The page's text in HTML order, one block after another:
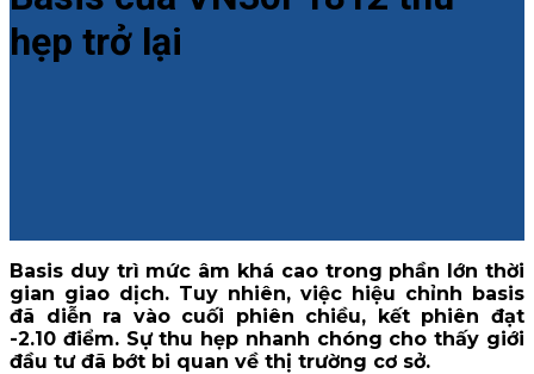
hẹp trở lại
Basis duy trì mức âm khá cao trong phần lớn thời
gian giao dịch. Tuy nhiên, việc hiệu chỉnh basis
đã diễn ra vào cuối phiên chiều, kết phiên đạt
-2.10 điểm. Sự thu hẹp nhanh chóng cho thấy giới
đầu tư đã bớt bi quan về thị trường cơ sở.